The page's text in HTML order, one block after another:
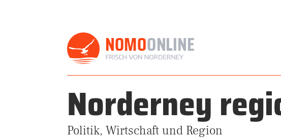
Norderney
Politik, Wirtschaft und Region